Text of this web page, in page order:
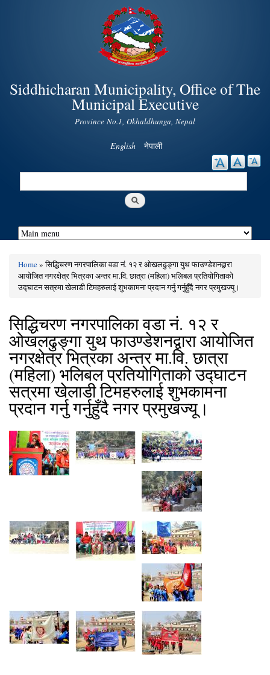
Skip to
main
content
Siddhicharan Municipality, Office of The
Municipal Executive
Province No.1, Okhaldhunga, Nepal
English नेपाली
Search
You are here
Home» सिद्धिचरण नगरपालिका वडा नं. १२ र ओखलढुङ्गा युथ फाउण्डेशनद्वारा
आयोजित नगरक्षेत्र भित्रका अन्तर मा.वि. छात्रा (महिला) भलिबल प्रतियोगिताको
उद्घाटन सत्रमा खेलाडी टिमहरुलाई शुभकामना प्रदान गर्नु गर्नुहुँदै नगर प्रमुखज्यू।
सिद्धिचरण नगरपालिका वडा नं. १२ र
ओखलढुङ्गा युथ फाउण्डेशनद्वारा आयोजित
नगरक्षेत्र भित्रका अन्तर मा.वि. छात्रा
(महिला) भलिबल प्रतियोगिताको उद्घाटन
सत्रमा खेलाडी टिमहरुलाई शुभकामना
प्रदान गर्नु गर्नुहुँदै नगर प्रमुखज्यू।